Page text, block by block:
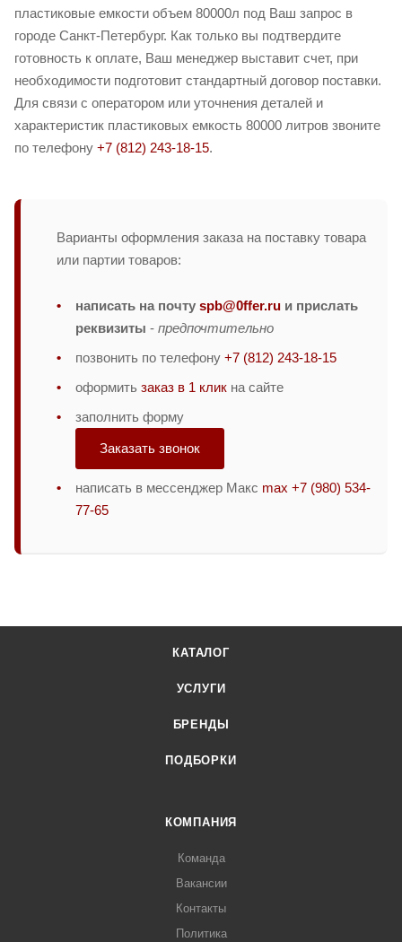
пластиковые емкости объем 80000л под Ваш запрос в
городе Санкт-Петербург. Как только вы подтвердите
готовность к оплате, Ваш менеджер выставит счет, при
необходимости подготовит стандартный договор поставки.
Для связи с оператором или уточнения деталей и
характеристик пластиковых емкость 80000 литров звоните
по телефону +7 (812) 243-18-15.
Варианты оформления заказа на поставку товара
или партии товаров:
написать на почту spb@0ffer.ru и прислать
реквизиты - предпочтительно
позвонить по телефону +7 (812) 243-18-15
оформить заказ в 1 клик на сайте
заполнить форму
Заказать звонок
написать в мессенджер Макс max +7 (980) 534-
77-65
КАТАЛОГ
УСЛУГИ
БРЕНДЫ
ПОДБОРКИ
КОМПАНИЯ
Команда
Вакансии
Контакты
Политика